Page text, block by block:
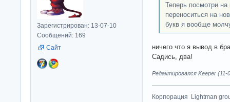
Зарегистрирован: 13-07-10
Сообщений: 169
Сайт
Теперь посмотри
переноситься на
букв я вообще
ничего что я вывод в
Садись, два!
Редактировался Keeper (11-
Корпорация Lightman